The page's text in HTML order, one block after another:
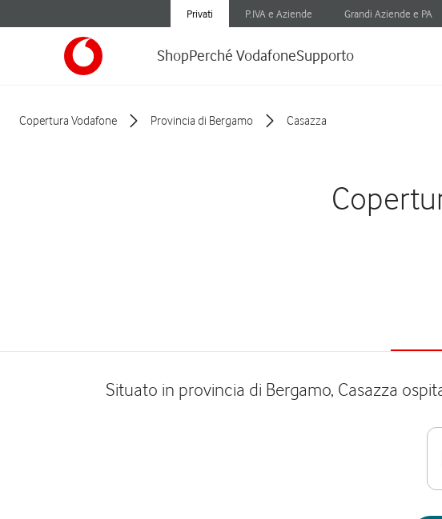
Privati P.IVA e Aziende Grandi Aziende e PA
ShopPerché VodafoneSupporto
Copertura Vodafone Provincia di Bergamo Casazza
Situato in provincia di Bergamo, Casazza